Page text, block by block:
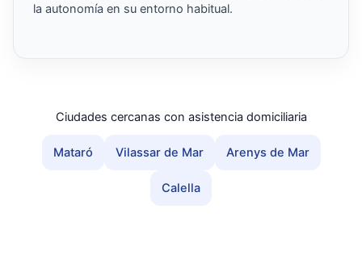
la autonomía en su entorno habitual.
Ciudades cercanas con asistencia domiciliaria
Mataró Vilassar de Mar Arenys de Mar
Calella